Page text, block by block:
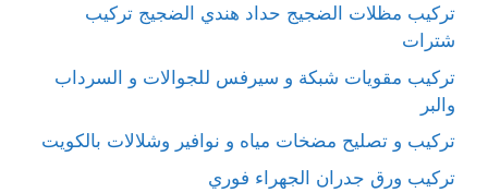
تركيب مظلات الضجيج حداد هندي الضجيج تركيب
شترات
تركيب مقويات شبكة و سيرفس للجوالات و السرداب
والبر
تركيب و تصليح مضخات مياه و نوافير وشلالات بالكويت
تركيب ورق جدران الجهراء فوري